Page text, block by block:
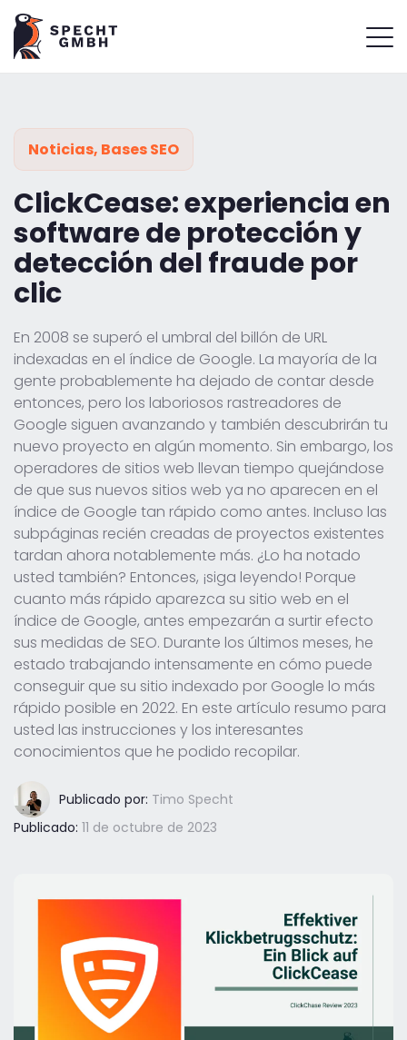
Noticias, Bases SEO
ClickCease: experiencia en
software de protección y
detección del fraude por
clic
En 2008 se superó el umbral del billón de URL
indexadas en el índice de Google. La mayoría de la
gente probablemente ha dejado de contar desde
entonces, pero los laboriosos rastreadores de
Google siguen avanzando y también descubrirán tu
nuevo proyecto en algún momento. Sin embargo, los
operadores de sitios web llevan tiempo quejándose
de que sus nuevos sitios web ya no aparecen en el
índice de Google tan rápido como antes. Incluso las
subpáginas recién creadas de proyectos existentes
tardan ahora notablemente más. ¿Lo ha notado
usted también? Entonces, ¡siga leyendo! Porque
cuanto más rápido aparezca su sitio web en el
índice de Google, antes empezarán a surtir efecto
sus medidas de SEO. Durante los últimos meses, he
estado trabajando intensamente en cómo puede
conseguir que su sitio indexado por Google lo más
rápido posible en 2022. En este artículo resumo para
usted las instrucciones y los interesantes
conocimientos que he podido recopilar.
Publicado por: Timo Specht
Publicado: 11 de octubre de 2023